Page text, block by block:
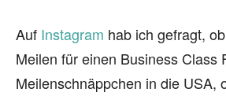
Auf Instagram hab ich gefragt,
Meilen für einen Business Class
Meilenschnäppchen in die USA,